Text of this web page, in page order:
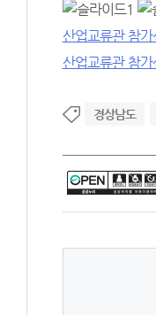
산업교류관 참가
산업교류관 참
경상남도